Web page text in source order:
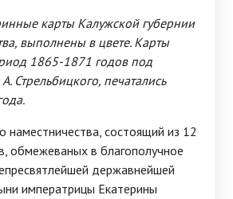
карты Калужской губернии
выполнены в цвете. Карты
1865-1871 годов под
Стрельбицкого, печатались
наместничества, состоящий из 12
обмежеваных в благополучное
державнейшей
императрицы Екатерины